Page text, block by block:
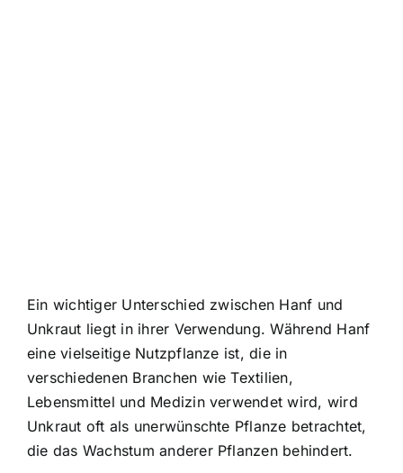
Ein wichtiger Unterschied zwischen Hanf und
Unkraut liegt in ihrer Verwendung. Während Hanf
eine vielseitige Nutzpflanze ist, die in
verschiedenen Branchen wie Textilien,
Lebensmittel und Medizin verwendet wird, wird
Unkraut oft als unerwünschte Pflanze betrachtet,
die das Wachstum anderer Pflanzen behindert.